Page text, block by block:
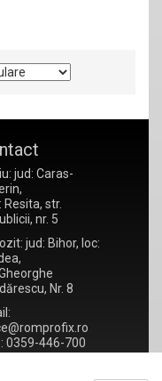
jud: Caras-
Resita, str.
nr. 5
jud: Bihor, loc:
Nr. 8
0359-446-700